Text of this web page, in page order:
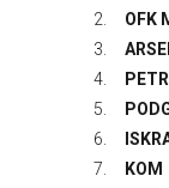
2.
OFK
3.
4.
5.
6.
7.
KOM